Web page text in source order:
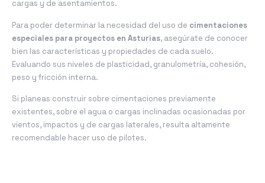
cargas y de asentamientos.
Para poder determinar la necesidad del uso de cimentaciones
especiales para proyectos en Asturias, asegúrate de conocer
bien las características y propiedades de cada suelo.
Evaluando sus niveles de plasticidad, granulometría, cohesión,
peso y fricción interna.
Si planeas construir sobre cimentaciones previamente
existentes, sobre el agua o cargas inclinadas ocasionadas por
vientos, impactos y de cargas laterales, resulta altamente
recomendable hacer uso de pilotes.